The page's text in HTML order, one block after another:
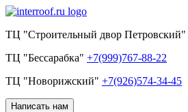
ТЦ "Строительный двор Петровский"
ТЦ "Бессарабка" +7(999)767-88-22
ТЦ "Новорижский" +7(926)574-34-45
Написать нам